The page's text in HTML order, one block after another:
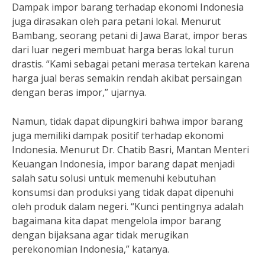
Dampak impor barang terhadap ekonomi Indonesia
juga dirasakan oleh para petani lokal. Menurut
Bambang, seorang petani di Jawa Barat, impor beras
dari luar negeri membuat harga beras lokal turun
drastis. “Kami sebagai petani merasa tertekan karena
harga jual beras semakin rendah akibat persaingan
dengan beras impor,” ujarnya.
Namun, tidak dapat dipungkiri bahwa impor barang
juga memiliki dampak positif terhadap ekonomi
Indonesia. Menurut Dr. Chatib Basri, Mantan Menteri
Keuangan Indonesia, impor barang dapat menjadi
salah satu solusi untuk memenuhi kebutuhan
konsumsi dan produksi yang tidak dapat dipenuhi
oleh produk dalam negeri. “Kunci pentingnya adalah
bagaimana kita dapat mengelola impor barang
dengan bijaksana agar tidak merugikan
perekonomian Indonesia,” katanya.